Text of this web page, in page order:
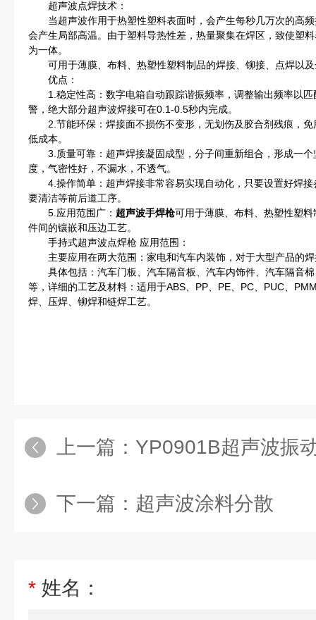
超声波点焊技术：
当超声波作用于热塑性塑料表面时，会产生每秒几万次的高频
会产生局部高温。由于塑料导热性差，热量聚集在焊区，致使塑
为一体。
可用于薄膜、布料、热塑性塑料制品的焊接、铆接、点焊以及
优点：
1.稳定性高：数字电箱自动跟踪谐振频率，调整输出频率以匹
警，绝大部分超声波焊接可在0.1-0.5秒内完成。
2.节能环保：焊接面不损伤不变形，无划伤及胶合剂残痕，免
低成本。
3.质量可靠：超声焊接凝固成型，分子间重新组合，形成一个
度，气密性好，不漏水，不透气。
4.操作简单：超声焊接非常容易实现自动化，只要设置好焊接
要清洁等前后道工序。
5.应用范围广： 超声波手焊枪可用于薄膜、布料、热塑性塑
件间的镶嵌和压边工艺。
手持式超声波点焊枪 应用范围：
主要应用在两大范围：家电和汽车内装饰，对于大型产品的焊
具体包括：汽车门板、汽车隔音板、汽车内饰件、汽车隔音棉
等，详细的工艺及材料：适用于ABS、PP、PE、PC、PUC、
焊、压焊、铆焊和链焊工艺。
上一篇： YP0901B超声波振
下一篇： 超声波涂料分散
* 姓名：